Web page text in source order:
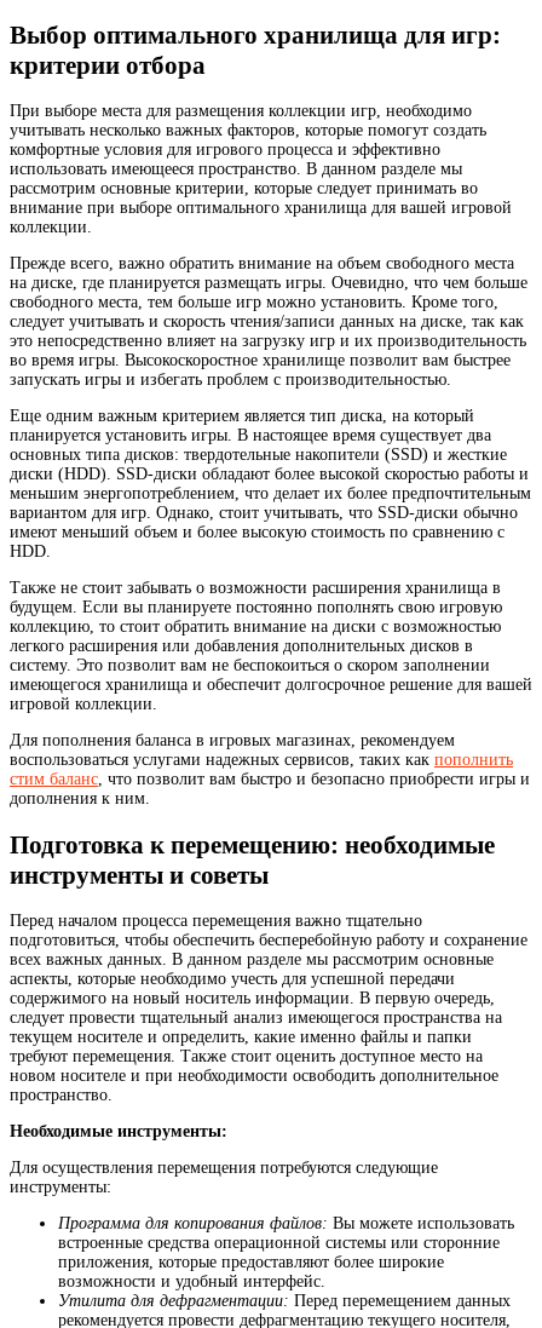
Выбор оптимального хранилища для игр:
критерии отбора
При выборе места для размещения коллекции игр, необходимо
учитывать несколько важных факторов, которые помогут создать
комфортные условия для игрового процесса и эффективно
использовать имеющееся пространство. В данном разделе мы
рассмотрим основные критерии, которые следует принимать во
внимание при выборе оптимального хранилища для вашей игровой
коллекции.
Прежде всего, важно обратить внимание на объем свободного места
на диске, где планируется размещать игры. Очевидно, что чем больше
свободного места, тем больше игр можно установить. Кроме того,
следует учитывать и скорость чтения/записи данных на диске, так как
это непосредственно влияет на загрузку игр и их производительность
во время игры. Высокоскоростное хранилище позволит вам быстрее
запускать игры и избегать проблем с производительностью.
Еще одним важным критерием является тип диска, на который
планируется установить игры. В настоящее время существует два
основных типа дисков: твердотельные накопители (SSD) и жесткие
диски (HDD). SSD-диски обладают более высокой скоростью работы и
меньшим энергопотреблением, что делает их более предпочтительным
вариантом для игр. Однако, стоит учитывать, что SSD-диски обычно
имеют меньший объем и более высокую стоимость по сравнению с
HDD.
Также не стоит забывать о возможности расширения хранилища в
будущем. Если вы планируете постоянно пополнять свою игровую
коллекцию, то стоит обратить внимание на диски с возможностью
легкого расширения или добавления дополнительных дисков в
систему. Это позволит вам не беспокоиться о скором заполнении
имеющегося хранилища и обеспечит долгосрочное решение для вашей
игровой коллекции.
Для пополнения баланса в игровых магазинах, рекомендуем
воспользоваться услугами надежных сервисов, таких как пополнить
стим баланс, что позволит вам быстро и безопасно приобрести игры и
дополнения к ним.
Подготовка к перемещению: необходимые
инструменты и советы
Перед началом процесса перемещения важно тщательно
подготовиться, чтобы обеспечить бесперебойную работу и сохранение
всех важных данных. В данном разделе мы рассмотрим основные
аспекты, которые необходимо учесть для успешной передачи
содержимого на новый носитель информации. В первую очередь,
следует провести тщательный анализ имеющегося пространства на
текущем носителе и определить, какие именно файлы и папки
требуют перемещения. Также стоит оценить доступное место на
новом носителе и при необходимости освободить дополнительное
пространство.
Необходимые инструменты:
Для осуществления перемещения потребуются следующие
инструменты:
Программа для копирования файлов: Вы можете использовать
встроенные средства операционной системы или сторонние
приложения, которые предоставляют более широкие
возможности и удобный интерфейс.
Утилита для дефрагментации: Перед перемещением данных
рекомендуется провести дефрагментацию текущего носителя,